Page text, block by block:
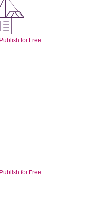
Publish for Free
Publish for Free